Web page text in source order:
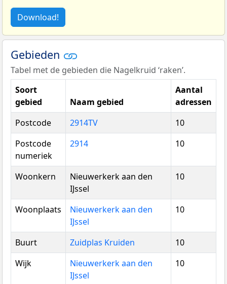
Download!
Gebieden
Tabel met de gebieden die Nagelkruid ‘raken’.
Soort
gebied
Naam gebied
Aantal
adressen
Postcode
2914TV
10
Postcode
numeriek
2914 10
Woonkern
Nieuwerkerk aan den
IJssel
10
Woonplaats
Nieuwerkerk aan den
IJssel
10
Buurt Zuidplas Kruiden
10
Wijk
Nieuwerkerk aan den
IJssel
10